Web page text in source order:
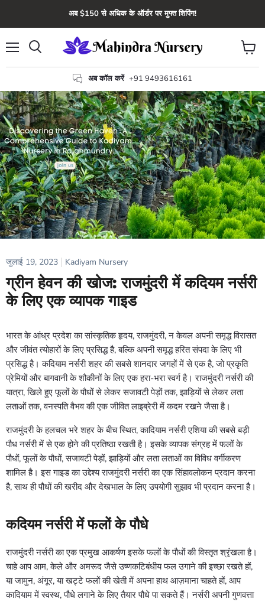
अब $150 से अधिक के ऑर्डर पर मुफ्त शिपिंग!
अब कॉल करें +91 9493616161
कार्ट
देंखे
जुलाई 19, 2023 Kadiyam Nursery
ग्रीन हेवन की खोज: राजमुंदरी में कदियम नर्सरी
के लिए एक व्यापक गाइड
भारत के आंध्र प्रदेश का सांस्कृतिक हृदय, राजमुंदरी, न केवल अपनी समृद्ध विरासत
और जीवंत त्योहारों के लिए प्रसिद्ध है, बल्कि अपनी समृद्ध हरित संपदा के लिए भी
प्रसिद्ध है। कदियाम नर्सरी शहर की सबसे शानदार जगहों में से एक है, जो प्रकृति
प्रेमियों और बागवानी के शौकीनों के लिए एक हरा-भरा स्वर्ग है। राजमुंदरी नर्सरी की
यात्रा, खिले हुए फूलों के पौधों से लेकर सजावटी पेड़ों तक, झाड़ियों से लेकर लता
लताओं तक, वनस्पति वैभव की एक जीवित लाइब्रेरी में कदम रखने जैसा है।
राजमुंदरी के हलचल भरे शहर के बीच स्थित, कादियाम नर्सरी एशिया की सबसे बड़ी
पौध नर्सरी में से एक होने की प्रतिष्ठा रखती है। इसके व्यापक संग्रह में फलों के
पौधों, फूलों के पौधों, सजावटी पेड़ों, झाड़ियों और लता लताओं का विविध वर्गीकरण
शामिल है। इस गाइड का उद्देश्य राजमुंदरी नर्सरी का एक सिंहावलोकन प्रदान करना
है, साथ ही पौधों की खरीद और देखभाल के लिए उपयोगी सुझाव भी प्रदान करना है।
कदियम नर्सरी में फलों के पौधे
राजमुंदरी नर्सरी का एक प्रमुख आकर्षण इसके फलों के पौधों की विस्तृत श्रृंखला है।
चाहे आप आम, केले और अमरूद जैसे उष्णकटिबंधीय फल उगाने की इच्छा रखते हों,
या जामुन, अंगूर, या खट्टे फलों की खेती में अपना हाथ आज़माना चाहते हों, आप
कादियाम में स्वस्थ, पौधे लगाने के लिए तैयार पौधे पा सकते हैं। नर्सरी अपनी गुणवत्ता